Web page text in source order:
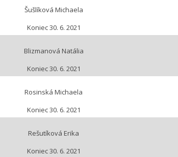
Šušlíková Michaela
Koniec 30. 6. 2021
Blizmanová Natália
Koniec 30. 6. 2021
Rosinská Michaela
Koniec 30. 6. 2021
Rešutíková Erika
Koniec 30. 6. 2021